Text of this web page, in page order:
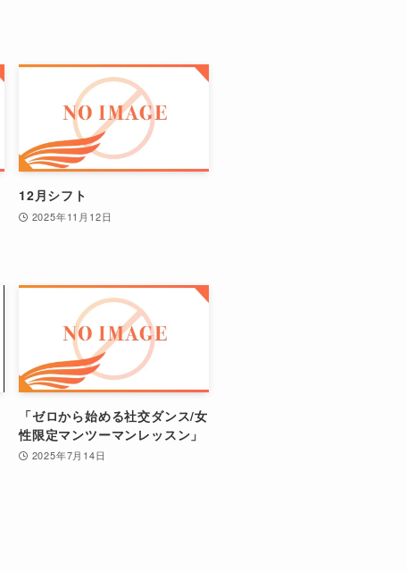
12月シフト
2025年11月12日
「ゼロから始める社交ダンス/女
性限定マンツーマンレッスン」
2025年7月14日